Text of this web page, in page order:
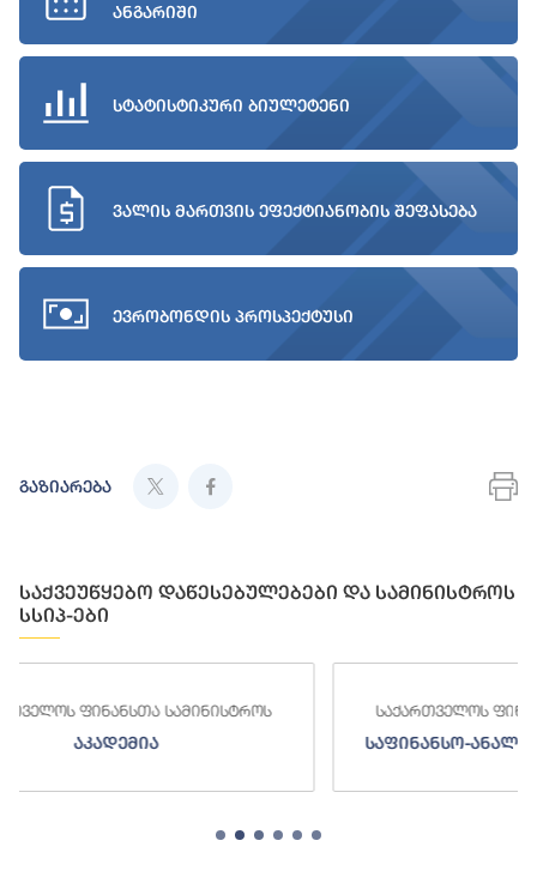
ანგარიში
სტატისტიკური ბიულეტენი
ვალის მართვის ეფექტიანობის შეფასება
ევრობონდის პროსპექტუსი
გაზიარება
საქვეუწყებო დაწესებულებები და სამინისტროს
სსიპ-ები
საქართველოს ფინანსთა სამინისტროს
საფინანსო-ანალიტიკური სამსახური